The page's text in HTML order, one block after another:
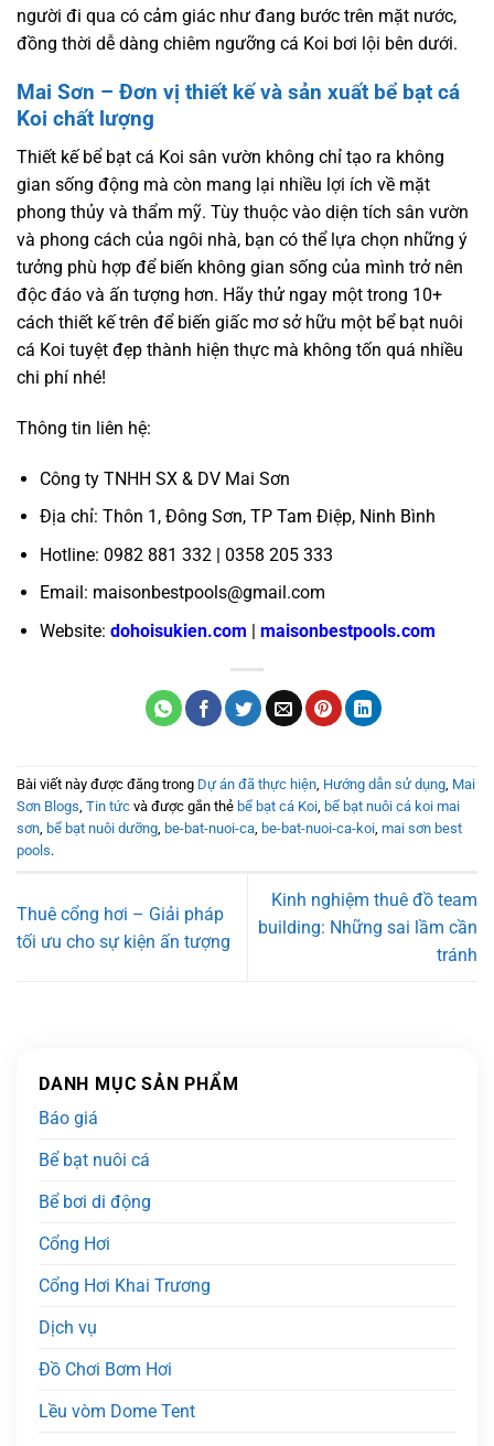
người đi qua có cảm giác như đang bước trên mặt nước,
đồng thời dễ dàng chiêm ngưỡng cá Koi bơi lội bên dưới.
Mai Sơn – Đơn vị thiết kế và sản xuất bể bạt cá
Koi chất lượng
Thiết kế bể bạt cá Koi sân vườn không chỉ tạo ra không
gian sống động mà còn mang lại nhiều lợi ích về mặt
phong thủy và thẩm mỹ. Tùy thuộc vào diện tích sân vườn
và phong cách của ngôi nhà, bạn có thể lựa chọn những ý
tưởng phù hợp để biến không gian sống của mình trở nên
độc đáo và ấn tượng hơn. Hãy thử ngay một trong 10+
cách thiết kế trên để biến giấc mơ sở hữu một bể bạt nuôi
cá Koi tuyệt đẹp thành hiện thực mà không tốn quá nhiều
chi phí nhé!
Thông tin liên hệ:
Công ty TNHH SX & DV Mai Sơn
Địa chỉ: Thôn 1, Đông Sơn, TP Tam Điệp, Ninh Bình
Hotline: 0982 881 332 | 0358 205 333
Email: maisonbestpools@gmail.com
Website: dohoisukien.com | maisonbestpools.com
Bài viết này được đăng trong Dự án đã thực hiện, Hướng dẫn sử dụng, Mai
Sơn Blogs, Tin tức và được gắn thẻ bể bạt cá Koi, bể bạt nuôi cá koi mai
sơn, bể bạt nuôi dưỡng, be-bat-nuoi-ca, be-bat-nuoi-ca-koi, mai sơn best
pools.
Thuê cổng hơi – Giải pháp
tối ưu cho sự kiện ấn tượng
Kinh nghiệm thuê đồ team
building: Những sai lầm cần
tránh
DANH MỤC SẢN PHẨM
Báo giá
Bể bạt nuôi cá
Bể bơi di động
Cổng Hơi
Cổng Hơi Khai Trương
Dịch vụ
Đồ Chơi Bơm Hơi
Lều vòm Dome Tent